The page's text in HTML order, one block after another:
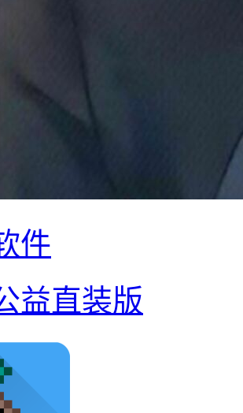
件
益直装版